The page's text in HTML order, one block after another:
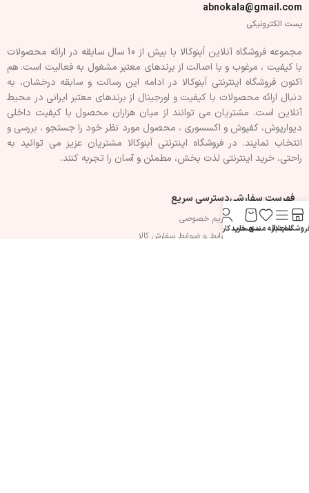
abnokala@gmail.com
پست الکترونیکی
مجموعه فروشگاه آنلاین اَبنوکالا با بیش از 10 سال سابقه در ارائه محصولات
با کيفيت ، مرغوب و با اصالت از برندهای معتبر مشغول به فعاليت است. هم
اکنون فروشگاه اینترنتی اَبنوکالا در ادامه اين رسالت و سابقه درخشان، به
دنبال ارائه محصولات با کيفيت و اورجينال از برندهای معتبر ايرانی در محيط
آنلاين است. مشتريان می توانند از ميان هزاران محصول با کيفيت داخلی
دیوارپوش، کفپوش و اکسسوری ، محصول مورد نظر خود را جستجو ، بررسی و
انتخاب نمايند. در فروشگاه اینترنتی اَبنوکالا مشتريان عزیز می توانيد به
راحتی، خرید اینترنتی لذت بخش، مطمئن و آسان را تجربه کنند.
فهرست سفارشی
تماس با ما
درباره ما
دسترسی سریع
حریم خصوصی
شرایط و ضوابط سفارش کالا
سایدبار
علاقه مندیسبد خرید
حساب کاربری من